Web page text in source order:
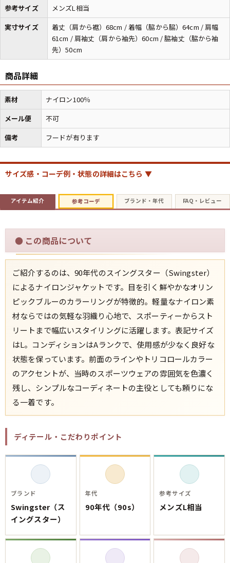
Search by Period年代から探す
90年代
60年代
すべての年代を見る
週刊ラッシュアウト新聞
古着コラム
メディア・イベント情報
Youtube 古着屋Rush Out チャンネル
スタッフコーディネート
ご利用案内
お客様の声
レビュー1万件突破
お気に入りリスト
会員登録
メルマガ登録
会社概要
古着卸売
プライバシーポリシー
お問い合わせ
参考サイズ
メンズL相当
実寸サイズ
着丈（肩から裾）68cm / 着幅（脇から脇）64cm / 肩幅
61cm / 肩袖丈（肩から袖先）60cm / 脇袖丈（脇から袖
先）50cm
商品詳細
素材
ナイロン100％
メール便
不可
備考
フードが有ります
サイズ感・コーデ例・状態の詳細はこちら ▼
アイテム紹介 参考コーデ ブランド・年代 FAQ・レビュー
● この商品について
ご紹介するのは、90年代のスイングスター（Swingster）
によるナイロンジャケットです。目を引く鮮やかなオリン
ピックブルーのカラーリングが特徴的。軽量なナイロン素
材ならではの気軽な羽織り心地で、スポーティーからスト
リートまで幅広いスタイリングに活躍します。表記サイズ
はL。コンディションはAランクで、使用感が少なく良好な
状態を保っています。前面のラインやトリコロールカラー
のアクセントが、当時のスポーツウェアの雰囲気を色濃く
残し、シンプルなコーディネートの主役としても頼りにな
る一着です。
ディテール・こだわりポイント
ブランド
Swingster（ス
イングスター）
年代
90年代（90s）
参考サイズ
メンズL相当